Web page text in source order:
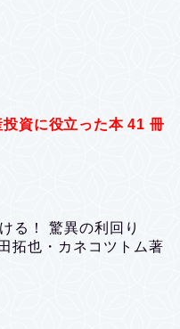
資に役立った本 41 冊
る！ 驚異の利回り
拓也・カネコツトム著